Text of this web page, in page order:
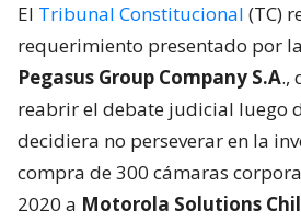
El Tribunal Constitucional (TC)
requerimiento presentado por
Pegasus Group Company S.A.,
reabrir el debate judicial luego
decidiera no perseverar en la
compra de 300 cámaras
2020 a Motorola Solutions